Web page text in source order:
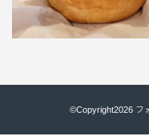
©Copyright2026 フ